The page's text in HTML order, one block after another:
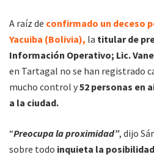
A raíz de confirmado un deceso
Yacuiba (Bolivia), la titular de
Información Operativo; Lic.
en Tartagal no se han registrado
mucho control y52 personas en
a la ciudad.
“Preocupa la proximidad”, dijo
sobre todo inquieta la